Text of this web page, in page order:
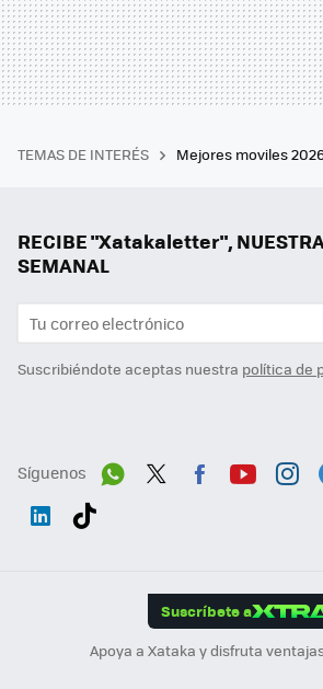
TEMAS DE INTERÉS Mejores moviles
RECIBE "Xatakaletter",
SEMANAL
Suscribiéndote aceptas nuestra política de
Síguenos
Suscríbete a
Apoya a Xataka y disfruta